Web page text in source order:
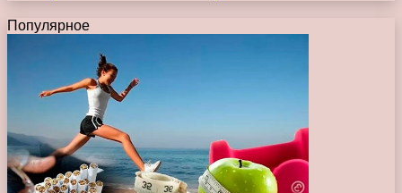
Популярное